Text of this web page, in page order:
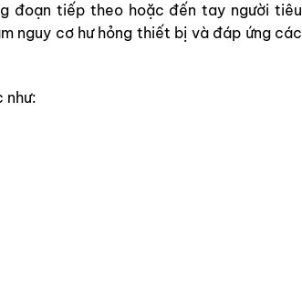
đoạn tiếp theo hoặc đến tay người tiêu
nguy cơ hư hỏng thiết bị và đáp ứng các
như: